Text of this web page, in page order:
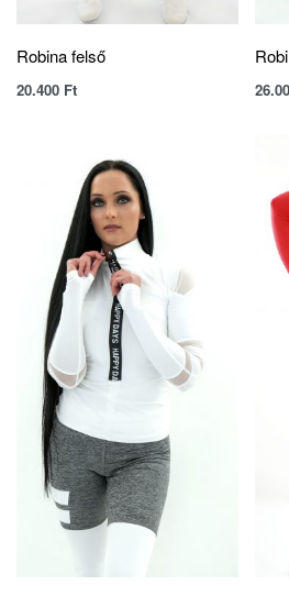
Robina felső
20.400 Ft